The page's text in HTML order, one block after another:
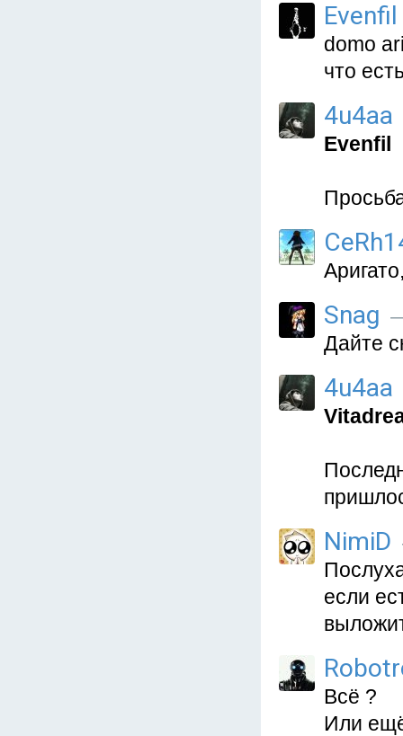
Evenfil
domo
что
4u4aa
Evenfil
Snag
Дайте
4u4aa
NimiD
если
Всё ?
Или